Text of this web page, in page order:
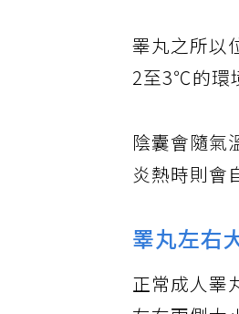
睪丸之所以
2至3℃的環
陰囊會隨氣
炎熱時則會
睪丸左右
正常成人睪